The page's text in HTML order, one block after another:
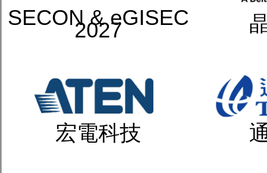
SECON & eGISEC
2027
宏電科技